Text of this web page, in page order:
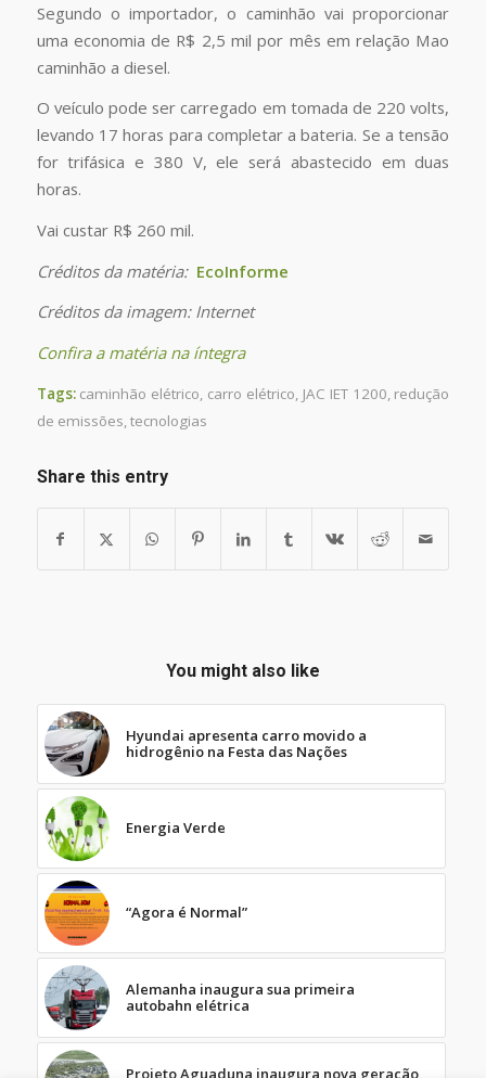
Segundo o importador, o caminhão vai proporcionar
uma economia de R$ 2,5 mil por mês em relação Mao
caminhão a diesel.
O veículo pode ser carregado em tomada de 220 volts,
levando 17 horas para completar a bateria. Se a tensão
for trifásica e 380 V, ele será abastecido em duas
horas.
Vai custar R$ 260 mil.
Créditos da matéria: EcoInforme
Créditos da imagem: Internet
Confira a matéria na íntegra
Tags: caminhão elétrico, carro elétrico, JAC IET 1200, redução
de emissões,tecnologias
Share this entry
You might also like
Hyundai apresenta carro movido a
hidrogênio na Festa das Nações
Energia Verde
“Agora é Normal”
Alemanha inaugura sua primeira
autobahn elétrica
Projeto Aguaduna inaugura nova geração